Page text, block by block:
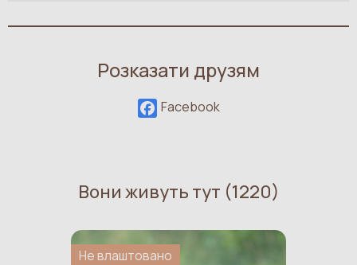
Розказати друзям
Facebook
Вони живуть тут (1220)
Не влаштовано